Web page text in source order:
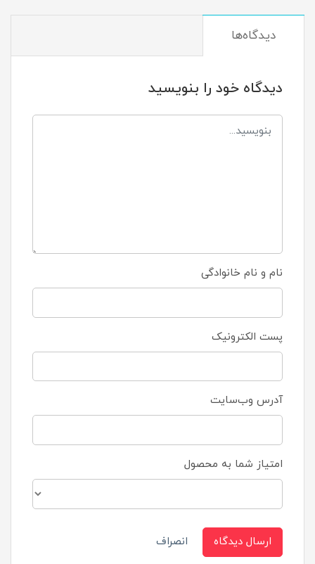
دیدگاه‌ها
دیدگاه خود را بنویسید
نام و نام خانوادگی
پست الکترونیک
آدرس وب‌سایت
امتیاز شما به محصول
ارسال دیدگاه انصراف